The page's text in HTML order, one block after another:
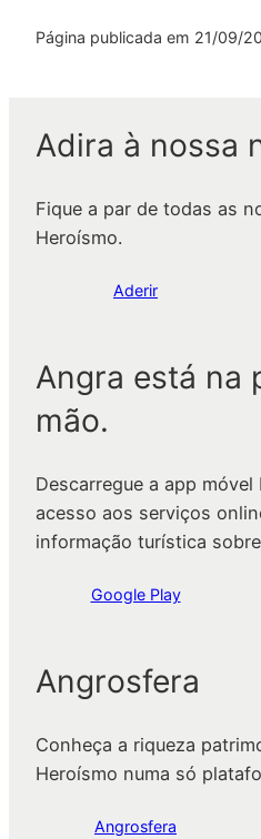
Página publicada em 21/09/
Adira à nossa
Fique a par de todas as
Heroísmo.
Aderir
Angra está na
mão.
Descarregue a app móvel
acesso aos serviços
informação turística
Google Play
Angrosfera
Conheça a riqueza
Heroísmo numa só
Angrosfera